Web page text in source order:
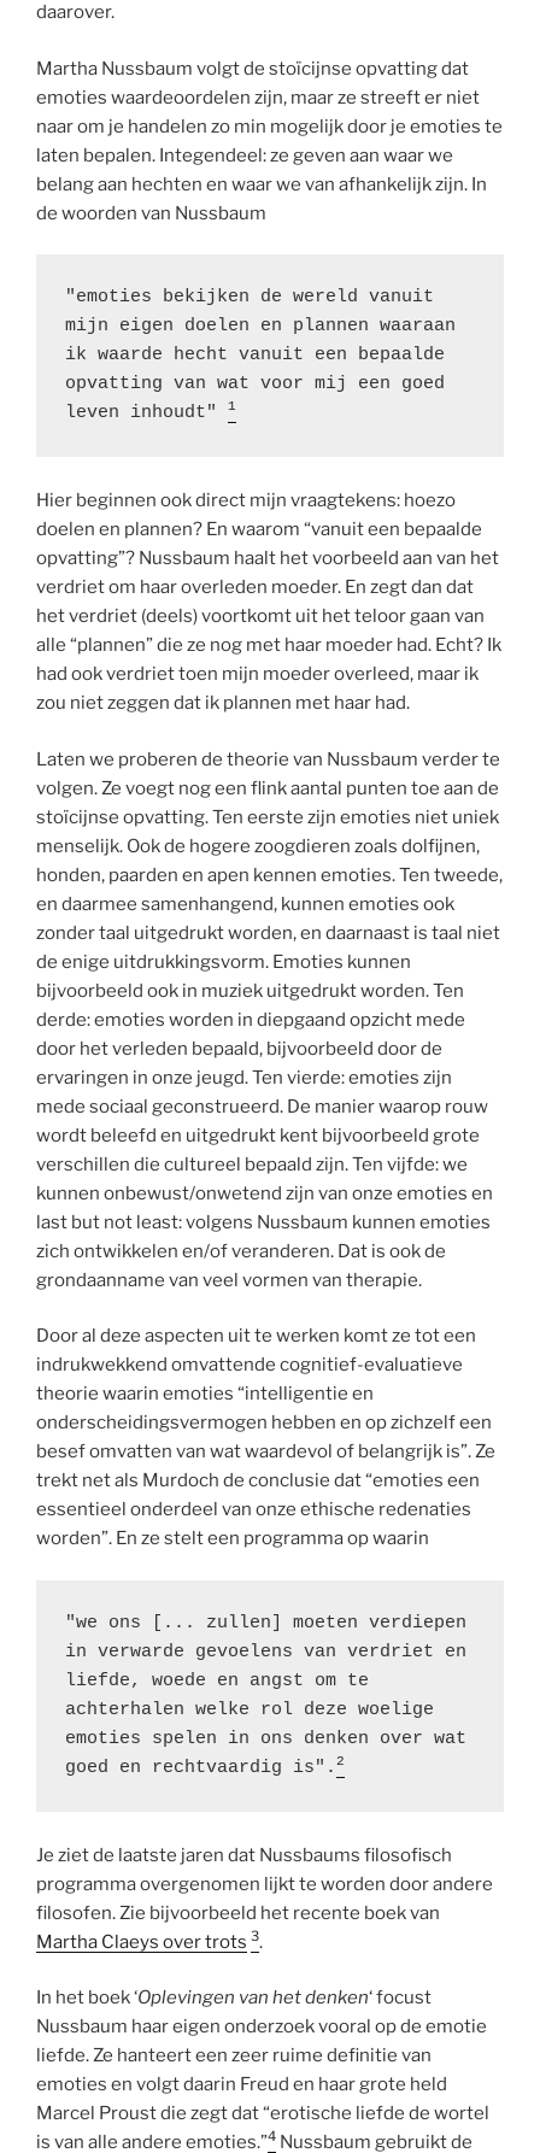
daarover.
Martha Nussbaum volgt de stoïcijnse opvatting dat
emoties waardeoordelen zijn, maar ze streeft er niet
naar om je handelen zo min mogelijk door je emoties te
laten bepalen. Integendeel: ze geven aan waar we
belang aan hechten en waar we van afhankelijk zijn. In
de woorden van Nussbaum
"emoties bekijken de wereld vanuit
mijn eigen doelen en plannen waaraan
ik waarde hecht vanuit een bepaalde
opvatting van wat voor mij een goed
leven inhoudt"
1
Hier beginnen ook direct mijn vraagtekens: hoezo
doelen en plannen? En waarom “vanuit een bepaalde
opvatting”? Nussbaum haalt het voorbeeld aan van het
verdriet om haar overleden moeder. En zegt dan dat
het verdriet (deels) voortkomt uit het teloor gaan van
alle “plannen” die ze nog met haar moeder had. Echt? Ik
had ook verdriet toen mijn moeder overleed, maar ik
zou niet zeggen dat ik plannen met haar had.
Laten we proberen de theorie van Nussbaum verder te
volgen. Ze voegt nog een flink aantal punten toe aan de
stoïcijnse opvatting. Ten eerste zijn emoties niet uniek
menselijk. Ook de hogere zoogdieren zoals dolfijnen,
honden, paarden en apen kennen emoties. Ten tweede,
en daarmee samenhangend, kunnen emoties ook
zonder taal uitgedrukt worden, en daarnaast is taal niet
de enige uitdrukkingsvorm. Emoties kunnen
bijvoorbeeld ook in muziek uitgedrukt worden. Ten
derde: emoties worden in diepgaand opzicht mede
door het verleden bepaald, bijvoorbeeld door de
ervaringen in onze jeugd. Ten vierde: emoties zijn
mede sociaal geconstrueerd. De manier waarop rouw
wordt beleefd en uitgedrukt kent bijvoorbeeld grote
verschillen die cultureel bepaald zijn. Ten vijfde: we
kunnen onbewust/onwetend zijn van onze emoties en
last but not least: volgens Nussbaum kunnen emoties
zich ontwikkelen en/of veranderen. Dat is ook de
grondaanname van veel vormen van therapie.
Door al deze aspecten uit te werken komt ze tot een
indrukwekkend omvattende cognitief-evaluatieve
theorie waarin emoties “intelligentie en
onderscheidingsvermogen hebben en op zichzelf een
besef omvatten van wat waardevol of belangrijk is”. Ze
trekt net als Murdoch de conclusie dat “emoties een
essentieel onderdeel van onze ethische redenaties
worden”. En ze stelt een programma op waarin
"we ons [... zullen] moeten verdiepen
in verwarde gevoelens van verdriet en
liefde, woede en angst om te
achterhalen welke rol deze woelige
emoties spelen in ons denken over wat
goed en rechtvaardig is". 2
Je ziet de laatste jaren dat Nussbaums filosofisch
programma overgenomen lijkt te worden door andere
filosofen. Zie bijvoorbeeld het recente boek van
Martha Claeys over trots 3.
In het boek ‘Oplevingen van het denken‘ focust
Nussbaum haar eigen onderzoek vooral op de emotie
liefde. Ze hanteert een zeer ruime definitie van
emoties en volgt daarin Freud en haar grote held
Marcel Proust die zegt dat “erotische liefde de wortel
is van alle andere emoties.”4 Nussbaum gebruikt de